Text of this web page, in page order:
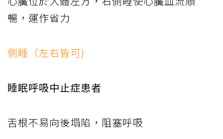
暢，運作省力
側睡（左右皆可)
睡眠呼吸中止症患者
舌根不易向後塌陷，阻塞呼吸